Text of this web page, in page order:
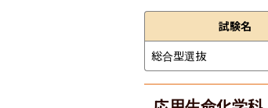
試験名
総合型選抜